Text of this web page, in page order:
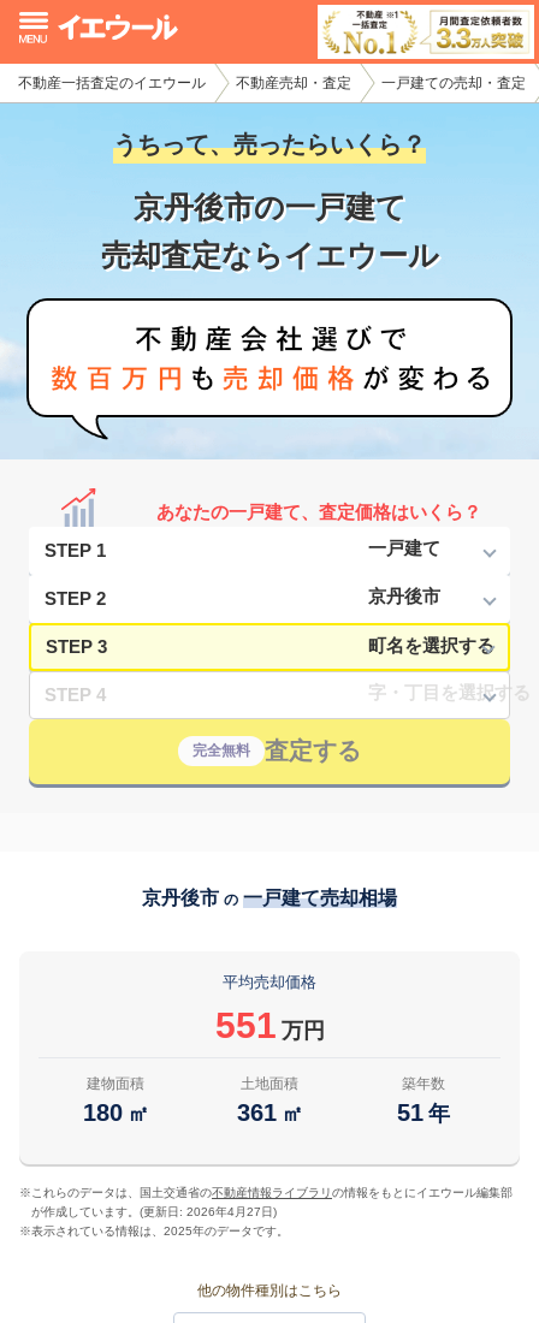
不動産一括査定のイエウール 不動産売却・査定 一戸建ての売却・査定
うちって、売ったらいくら？
京丹後市の一戸建て
売却査定ならイエウール
あなたの一戸建て、査定価格はいくら？
STEP 1
STEP 2
STEP 3
STEP 4
完全無料 査定する
京丹後市 の 一戸建て売却相場
平均売却価格
551 万円
建物面積
180 ㎡
土地面積
361 ㎡
築年数
51 年
※ これらのデータは、国土交通省の不動産情報ライブラリの情報をもとにイエウール編集部
が作成しています。(更新日: 2026年4月27日)
※表示されている情報は、2025年のデータです。
他の物件種別はこちら
イエウール加盟希望の不動産会社様
初めての方へ
不動産売却の流れ
不動産の売却・一括査定
家査定シミュレーター
お問い合わせ